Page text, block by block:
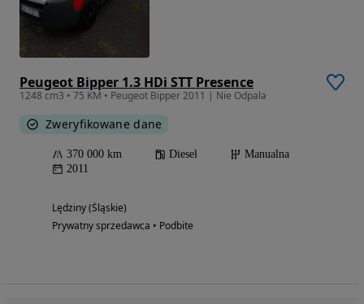
Peugeot Bipper 1.3 HDi STT Presence
1248 cm3 • 75 KM • Peugeot Bipper 2011 | Nie Odpala
Zweryfikowane dane
370 000 km Diesel
Manualna
2011
Lędziny (Śląskie)
Prywatny sprzedawca • Podbite